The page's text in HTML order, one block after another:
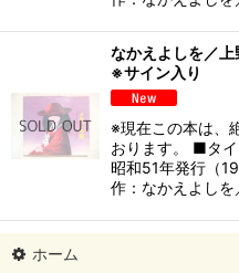
なかえよしを／
※サイン入り
※現在この本は、
おります。 ■タ
昭和51年発行（
作：なかえよし
ホーム